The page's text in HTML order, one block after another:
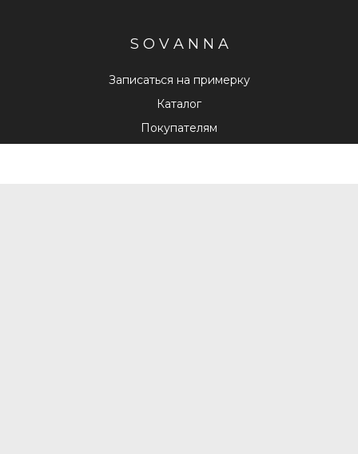
S O V A N N A
Каталог
Покупателям
Записаться на примерку